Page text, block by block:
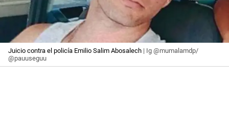
Juicio contra el policía Emilio Salim Abosalech | Ig @mumalamdp/
@pauuseguu